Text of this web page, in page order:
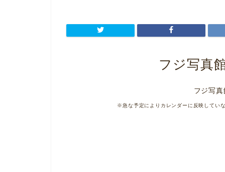
フジ写真
フジ写
※急な予定によりカレンダーに反映してい